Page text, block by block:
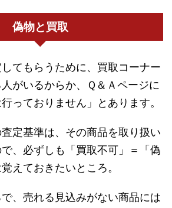
偽物と買取
てもらうために、買取コーナー
がいるからか、Ｑ＆Ａページに
っておりません」とあります。
定基準は、その商品を取り扱い
、必ずしも「買取不可」＝「偽
えておきたいところ。
、売れる見込みがない商品には